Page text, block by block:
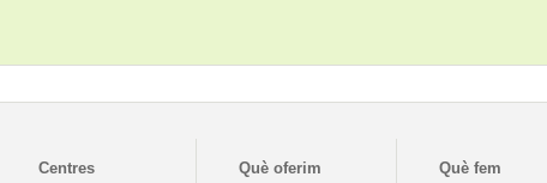
Centres Què oferim Què fem